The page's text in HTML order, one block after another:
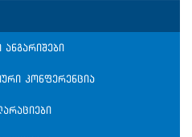
კონფერენცია